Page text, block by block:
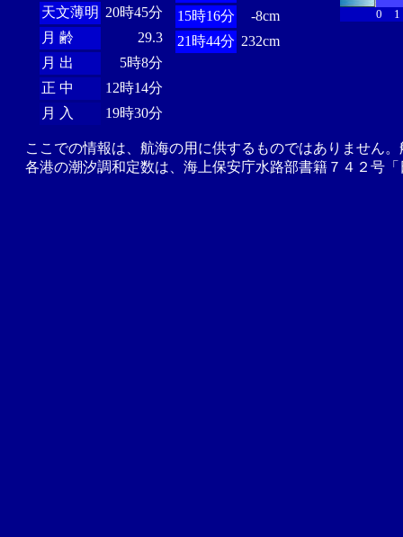
天文薄明 20時45分
月 齢
29.3
月 出
5時8分
正 中
12時14分
月 入
19時30分
15時16分
-8cm
21時44分 232cm
0 1
ここでの情報は、航海の用に供するものではありません
各港の潮汐調和定数は、海上保安庁水路部書籍７４２号